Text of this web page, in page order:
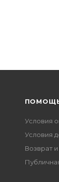
Условия
Условия
Возврат